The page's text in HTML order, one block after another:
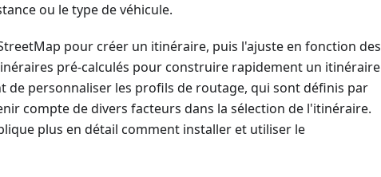
ou le type de véhicule.
pour créer un itinéraire, puis l'ajuste en fonction des
pré-calculés pour construire rapidement un itinéraire
de personnaliser les profils de routage, qui sont définis par
compte de divers facteurs dans la sélection de l'itinéraire.
plus en détail comment installer et utiliser le